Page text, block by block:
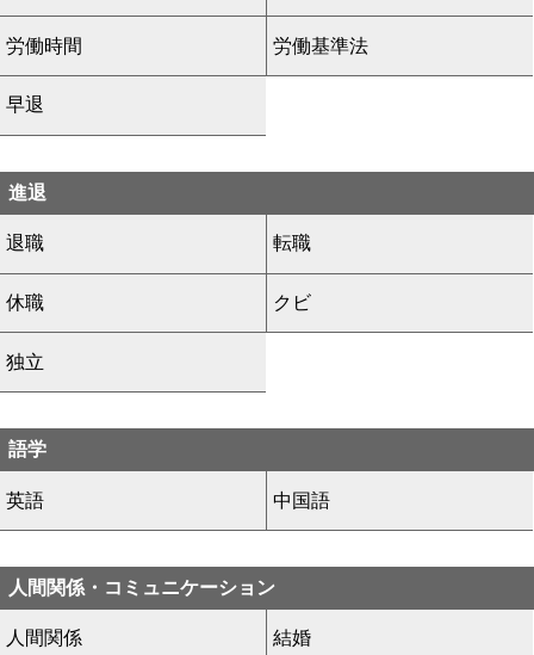
労働時間 労働基準法
早退
進退
退職 転職
休職 クビ
独立
語学
英語 中国語
人間関係・コミュニケーション
人間関係 結婚